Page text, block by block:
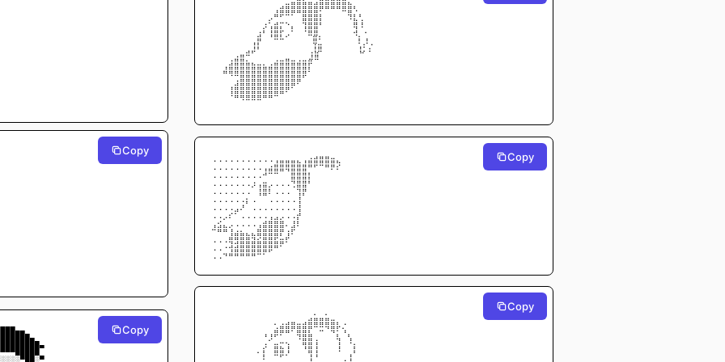
Copy
Copy
⠀⠀⠀⠀⠀⠀⠀⠀⠀⠀⠀⢀⣴⣿⣿⣿⣿⣿⣿⡿⠿⠿⠿⣿⣿⢆⠀⠀⠀⠀
⠀⠀⠀⠀⠀⠀⠀⠀⠀⠀⢀⠾⠟⠛⠋⠉⣿⣿⣿⡆⠀⠀⠀⠀⢻⡆⠆⠀⠀⠀
⠀⠀⠀⠀⠀⠀⠀⠀⠀⢠⢃⣴⡒⠢⡀⠀⢻⣿⣿⠇⠀⠀⠀⠀⠀⣿⢸⠀⠀⠀
⠀⠀⠀⠀⠀⠀⠀⠀⢠⠇⢸⣿⡗⢀⠃⠀⠘⣿⣿⠀⠀⠀⠀⠀⠀⢼⠀⠄⠀⠀
⠀⠀⠀⠀⠀⠀⠀⢀⡿⠀⠈⠛⠓⠁⠀⠀   ⠀⣿⠃⠀⠀⠀⠀⠀⠀⡇⢰⠀⠀⠀
⠀⠀⠀⠀⠀⠀⢀⣸⠇⠀⠀⠀⠀⠀⠀      ⠀⢸⣿⠀⠀⠀⠀⠀⠀⢰⡃⡌⠀⠀⠀
⠀⠀⠀⠀⣠⣶⠛⠁⠀⠀⠀⠀⠀⣀⠀⠀    ⣸⣿⠀⠀⠀⠀⠀⠀⠀⠉⠀⠀⠀⠀
⠀⠀⢀⣼⣿⣿⣷⣦⣤⣄⣠⣾⣿⣿⣿⣾⣿⡟⠀⠀⠀⠀⠀⠀⠀⠀⠀⠀⠀⠀
⠀⠀⠾⢿⣿⣿⣿⣿⣿⣿⣿⣿⣿⣿⣿⣿⣿⠃⠀⠀⠀⠀⠀⠀⠀⠀⠀⠀⠀⠀
⠀⠀⠀⠀⢠⣿⣿⣿⣿⣿⣿⣿⣿⣿⣿⡿⠁⠀⠀⠀⠀⠀⠀⠀⠀⠀⠀⠀⠀⠀
⠀⠀⠀⢰⣿⣿⣿⣿⣿⣿⣿⣿⣿⡿⠋⠀⠀⠀⠀⠀⠀⠀⠀⠀⠀⠀⠀⠀⠀⠀
⠀⠀⠀⠘⠿⢿⣿⣿⣿⠿⠿⠛⠉⠀⠀⠀⠀⠀⠀⠀⠀⠀⠀⠀⠀⠀⠀⠀⠀⠀
⢀⢀⢀⢀⢀⢀⢀⢀⢀⢀⢀⢀⣀⣀⣀⡀⢀⣠⣴⣶⣶⣤⡀
⢀⢀⢀⢀⢀⢀⢀⢀⢀⢀⣠⣾⣿⣿⣿⣿⣾⠿⠟⠛⠿⡿⡝
⢀⢀⢀⢀⢀⢀⢀⢀⢀⠼⠛⠛⠉⠈⣿⣿⣿⡆
⢀⢀⢀⢀⢀⢀⢀⢠⢀⣤⢀⢀⢀⢀⠻⣿⣿⠇
⢀⢀⢀⢀⢀⢀⢀⠁⢸⣿⡇⢀⢀⢀⠈⢻⡿
⢀⢀⢀⢀⢀⢀⡄⢀⠈⠉⢀⢀⢀⢀⢀⢸⠁
⢀⢀⢀⢀⢀⡰⠁⢀⢀⢀⢀⢀⢀⢀⢀⢸
⢀⢀⢀⡔⠋⢀⢀⢀⢀⢀⢀⢀⢀⢀⢀⡼
⢀⢔⡁⢀⢀⢀⢀⢀⢀⣴⣾⣿⣷⡀⢰⡇
⠚⠿⠿⢱⣠⣄⡀⡀⣾⣿⣿⣿⡿⢠⡟
⢀⢀⢀⣾⢿⣿⣿⣻⣝⣿⣿⣟⣥⡞
⢀⢀⠠⢼⣽⣿⣿⣿⣿⣿⣿⠿⠋
⢀⢀⠲⠾⠿⠿⠿⠿⠛⠋⠁
Copy
⠀⠀⠀⠀⠀⠀⠀⠀⠀⠀⠀⠀⠀⠀⠀⠀⠀⢀⣂⣀⣂⠀⠀⠀⠀⠀⠀⠀⠀⠀
⠀⠀⠀⠀⠀⠀⠀⠀⠀⠀⠀⠄⣠⣴⣶⣤⣴⣿⣿⣿⣿⣿⣆⠠⠀⠀⠀⠀⠀⠀
⠀⠀⠀⠀⠀⠀⠀⠀⠀⢀⢀⣾⡿⠿⠋⣿⣿⣏⠀⠒⠈⠻⡃⠱⡀⠀⠀⠀⠀⠀
⠀⠀⠀⠀⠀⠀⠀⠀⠀⠈⠜⠁⣀⡀⠀⠘⣿⣿⢠⠀⠀⠀⢳⠀⢱⠀⠀⠀⠀⠀
⠀⠀⠀⠀⠀⠀⠀⠀⠀⡜⠀⣿⣦⢸⠀⠀⠹⣿⢸⠀⠀⠀⢸⠀⠀⡇⠀⠀⠀⠀
⠀⠀⠀⠀⠀⠀⠀⠀⠁⡇⠀⠛⠟⠊⠀⠀⠀⢹⠸⠀⠀⠀⠀⠀⢰⠁⠀⠀⠀⠀
Copy